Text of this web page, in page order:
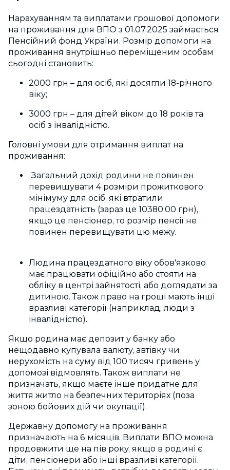
Нарахуванням та виплатами грошової допомоги
на проживання для ВПО з 01.07.2025 займається
Пенсійний фонд України. Розмір допомоги на
проживання внутрішньо переміщеним особам
сьогодні становить:
2000 грн – для осіб, які досягли 18-річного
віку;
3000 грн – для дітей віком до 18 років та
осіб з інвалідністю.
Головні умови для отримання виплат на
проживання:
Загальний дохід родини не повинен
перевищувати 4 розміри прожиткового
мінімуму для осіб, які втратили
працездатність (зараз це 10380,00 грн),
якщо це пенсіонер, то розмір пенсії не
повинен перевищувати цю межу.
Людина працездатного віку обов'язково
має працювати офіційно або стояти на
обліку в центрі зайнятості, або доглядати за
дитиною. Також право на гроші мають інші
вразливі категорії (наприклад, люди з
інвалідністю).
Якщо родина має депозит у банку або
нещодавно купувала валюту, автівку чи
нерухомість на суму від 100 тисяч гривень у
допомозі відмовлять. Також виплати не
призначать, якщо маєте інше придатне для
життя житло на безпечних територіях (поза
зоною бойових дій чи окупації).
Державну допомогу на проживання
призначають на 6 місяців. Виплати ВПО можна
продовжити ще на пів року, якщо в родині є
діти, пенсіонери або інші вразливі категорії.